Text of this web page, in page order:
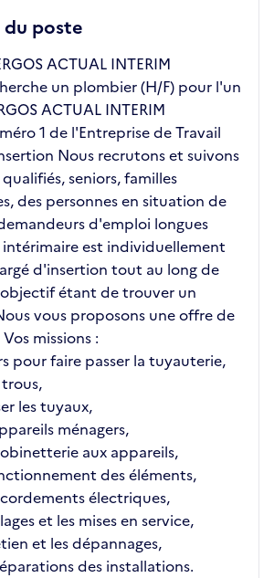
poste
ACTUAL INTERIM
un plombier (H/F) pour l'un
ACTUAL INTERIM
1 de l'Entreprise de Travail
Nous recrutons et suivons
seniors, familles
des personnes en situation de
d'emploi longues
est individuellement
d'insertion tout au long de
étant de trouver un
vous proposons une offre de
missions :
pour faire passer la tuyauterie,
les tuyaux,
ménagers,
aux appareils,
des éléments,
électriques,
et les mises en service,
et les dépannages,
des installations.